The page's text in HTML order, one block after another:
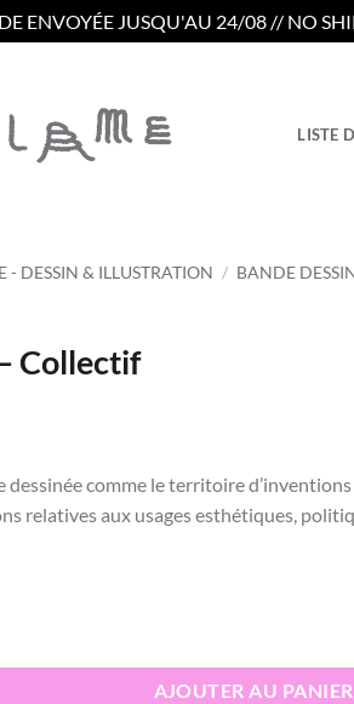
ENVOYÉE JUSQU'AU 24/08 // NO
LISTE
- DESSIN & ILLUSTRATION / BANDE
Collectif
dessinée comme le territoire
relatives aux usages esthétiques,
AJOUTER AU PANIER